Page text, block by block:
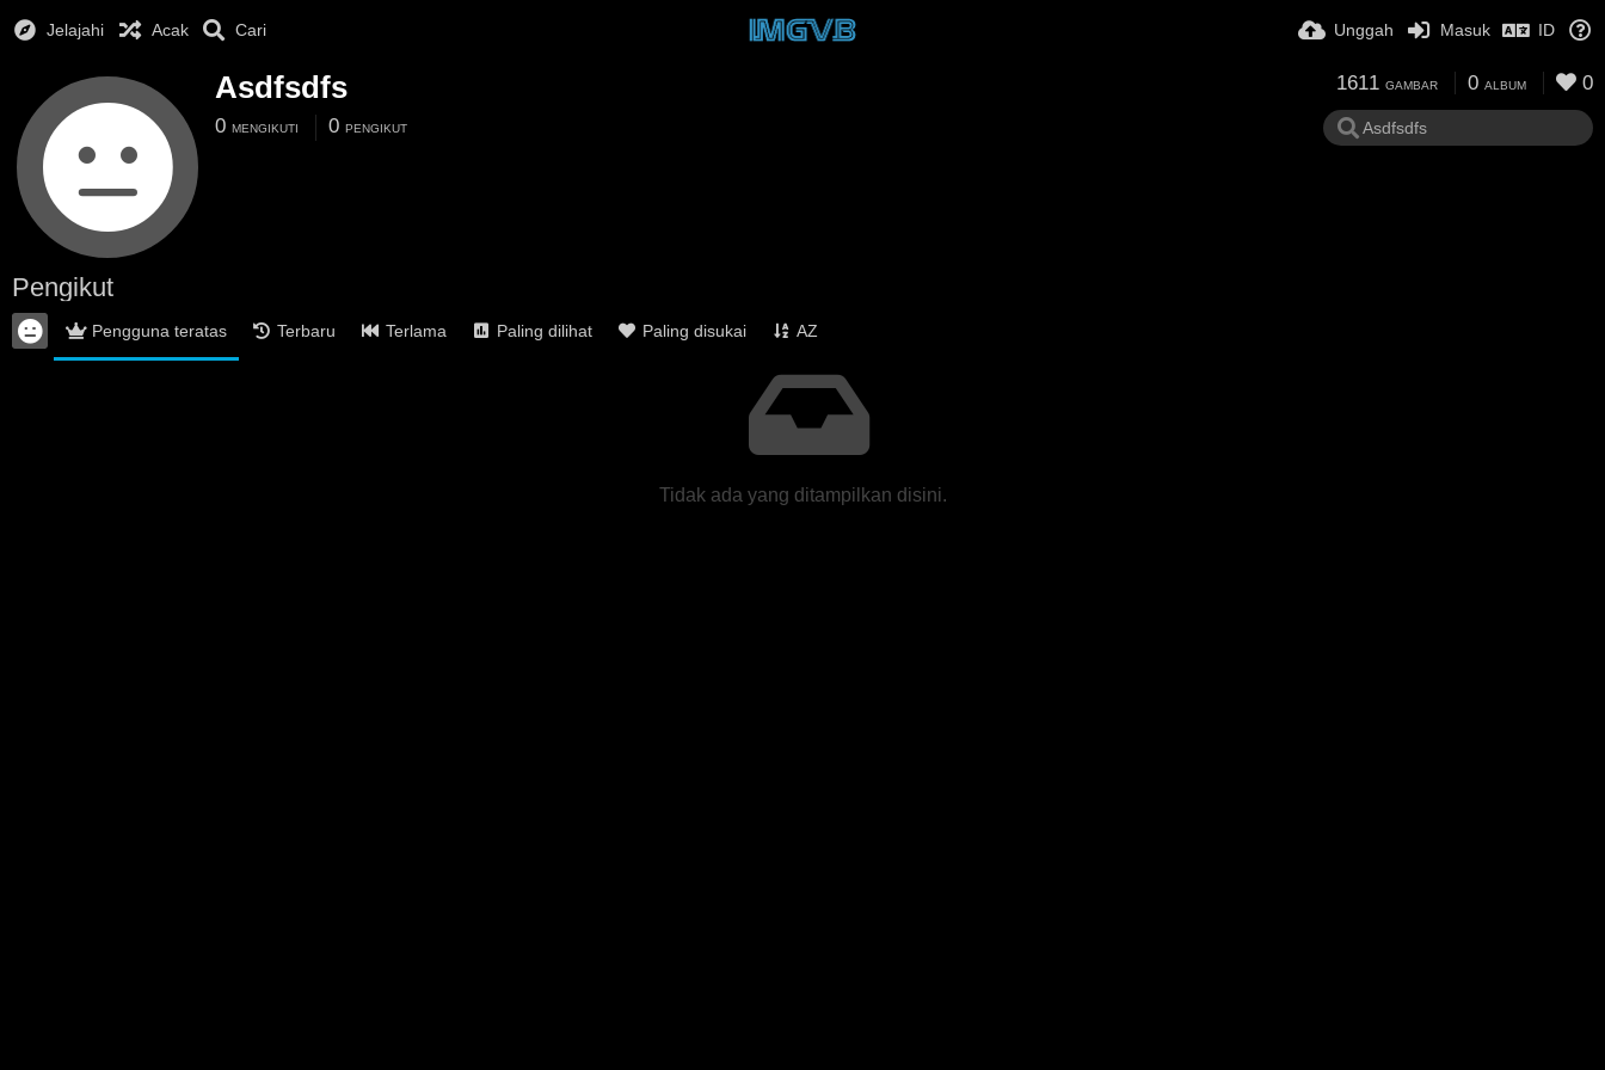
Jelajahi Acak Cari Unggah Masuk ID
Asdfsdfs
0 MENGIKUTI 0 PENGIKUT
1611 GAMBAR 0 ALBUM 0
Pengikut
Pengguna teratas Terbaru Terlama Paling dilihat Paling disukai AZ
Tidak ada yang ditampilkan disini.